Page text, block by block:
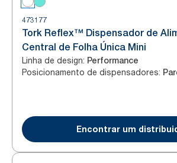
473177
Tork Reflex™ Dispensador de
Central de Folha Única Mini
Linha de design: Performance
Posicionamento de dispensadores:
Encontrar um